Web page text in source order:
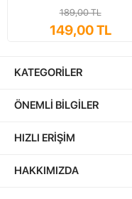
1.KALİTE KİTAP KAĞIDI
İŞLEMELİ KAPAK
İletişim Ve Sipariş :
Online Sipariş :
Ürün Etiketleri
189,00 TL
149,00 TL
KATEGORILER
ÖNEMLI BILGILER
HIZLI ERIŞIM
HAKKIMIZDA